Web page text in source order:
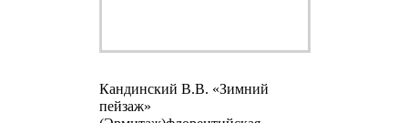
Кандинский В.В. «Зимний
пейзаж»